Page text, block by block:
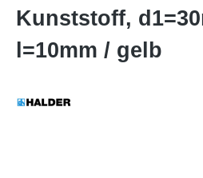
Kunststoff,
l=10mm / gelb